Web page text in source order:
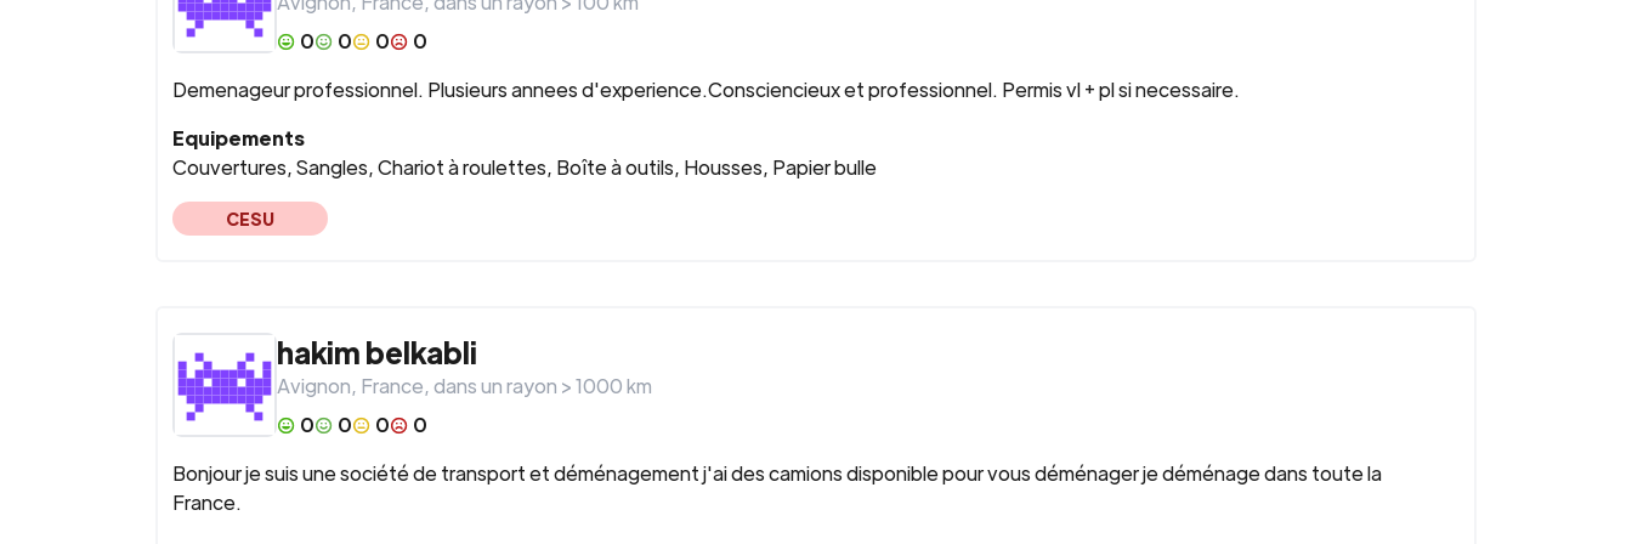
0
0 0
0
Demenageur professionnel. Plusieurs annees d'experience.Consciencieux et professionnel. Permis vl + pl si necessaire.
Equipements
Couvertures, Sangles, Chariot à roulettes, Boîte à outils, Housses, Papier bulle
CESU
hakimbelkabli
Avignon, France, dans un rayon >1000km
0
0 0
0
Bonjour je suis une société de transport et déménagement j'ai des camions disponible pour vous déménager je déménage dans toute la
France.